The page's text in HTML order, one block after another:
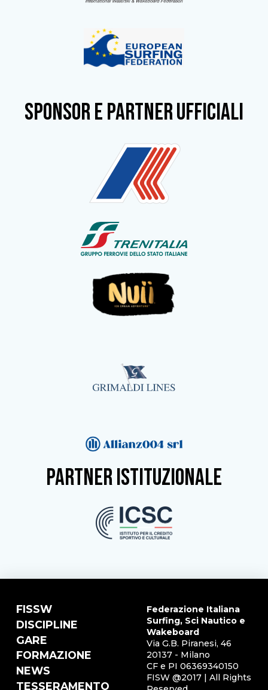
SPONSOR e partner ufficiali
partner istituzionale
FISSW
DISCIPLINE
GARE
FORMAZIONE
NEWS
TESSERAMENTO
Federazione Italiana
Surfing, Sci Nautico e
Wakeboard
Via G.B. Piranesi, 46
20137 - Milano
CF e PI 06369340150
FISW @2017 | All Rights